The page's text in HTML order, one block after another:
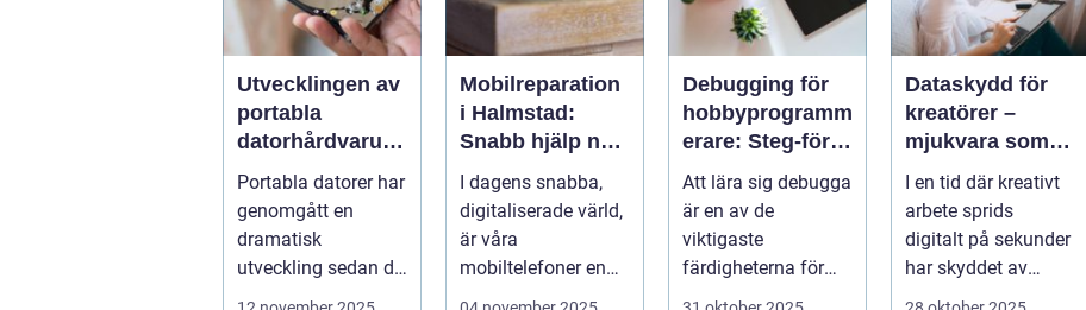
Utvecklingen av
portabla
datorhårdvarulö
sningar
Portabla datorer har
genomgått en
dramatisk
utveckling sedan de
första bärbara
Mobilreparation
i Halmstad:
Snabb hjälp när
telefonen gått
sönder
I dagens snabba,
digitaliserade värld,
är våra
mobiltelefoner en
central del av v&ar...
Debugging för
hobbyprogramm
erare: Steg-för-
steg-metoder
Att lära sig debugga
är en av de
viktigaste
färdigheterna för
Dataskydd för
kreatörer –
mjukvara som
skyddar
intellektuellt
kapital
I en tid där kreativt
arbete sprids
digitalt på sekunder
har skyddet av
intellektuellt ka...